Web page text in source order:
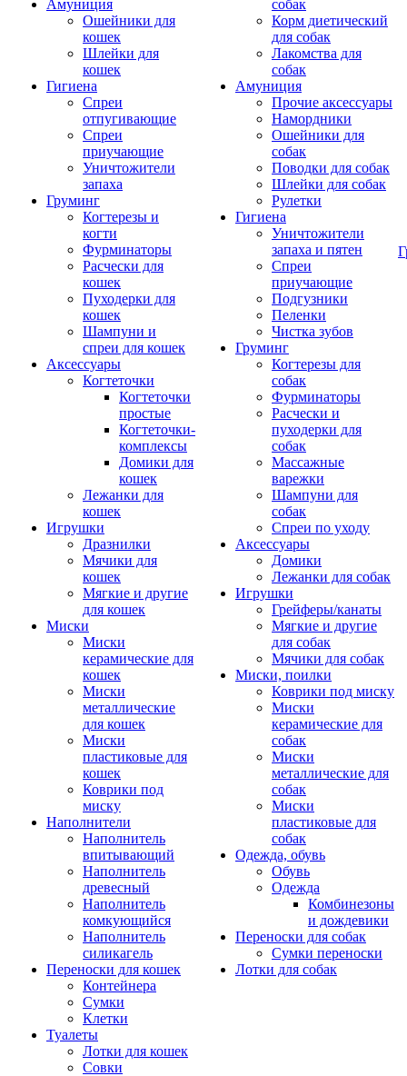
Амуниция
Ошейники для
кошек
Шлейки для
кошек
Гигиена
Спреи
отпугивающие
Спреи
приучающие
Уничтожители
запаха
Груминг
Когтерезы и
когти
Фурминаторы
Расчески для
кошек
Пуходерки для
кошек
Шампуни и
спреи для кошек
Аксессуары
Когтеточки
Когтеточки
простые
Когтеточки-
комплексы
Домики для
кошек
Лежанки для
кошек
Игрушки
Дразнилки
Мячики для
кошек
Мягкие и другие
для кошек
Миски
Миски
керамические для
кошек
Миски
металлические
для кошек
Миски
пластиковые для
кошек
Коврики под
миску
Наполнители
Наполнитель
впитывающий
Наполнитель
древесный
Наполнитель
комкующийся
Наполнитель
силикагель
Переноски для кошек
Контейнера
Сумки
Клетки
Туалеты
Лотки для кошек
Совки
собак
Корм диетический
для собак
Лакомства для
собак
Амуниция
Прочие аксессуары
Намордники
Ошейники для
собак
Поводки для собак
Шлейки для собак
Рулетки
Гигиена
Уничтожители
запаха и пятен
Спреи
приучающие
Подгузники
Пеленки
Чистка зубов
Груминг
Когтерезы для
собак
Фурминаторы
Расчески и
пуходерки для
собак
Массажные
варежки
Шампуни для
собак
Спреи по уходу
Аксессуары
Домики
Лежанки для собак
Игрушки
Грейферы/канаты
Мягкие и другие
для собак
Мячики для собак
Миски, поилки
Коврики под миску
Миски
керамические для
собак
Миски
металлические для
собак
Миски
пластиковые для
собак
Одежда, обувь
Обувь
Одежда
Комбинезоны
и дождевики
Переноски для собак
Сумки переноски
Лотки для собак